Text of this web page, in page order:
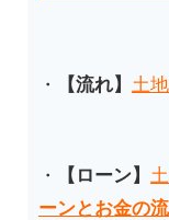
・ 【流れ】 土
・ 【ローン】
ーンとお金の